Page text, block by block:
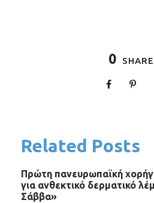
0
Related Posts
Πρώτη πανευρωπαϊκή
για ανθεκτικό δερματικό
Σάββα»